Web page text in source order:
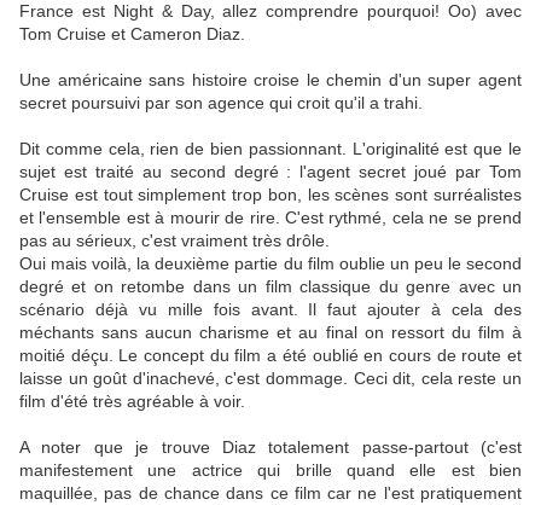
France est Night & Day, allez comprendre pourquoi! Oo) avec
Tom Cruise et Cameron Diaz.
Une américaine sans histoire croise le chemin d'un super agent
secret poursuivi par son agence qui croit qu'il a trahi.
Dit comme cela, rien de bien passionnant. L'originalité est que le
sujet est traité au second degré : l'agent secret joué par Tom
Cruise est tout simplement trop bon, les scènes sont surréalistes
et l'ensemble est à mourir de rire. C'est rythmé, cela ne se prend
pas au sérieux, c'est vraiment très drôle.
Oui mais voilà, la deuxième partie du film oublie un peu le second
degré et on retombe dans un film classique du genre avec un
scénario déjà vu mille fois avant. Il faut ajouter à cela des
méchants sans aucun charisme et au final on ressort du film à
moitié déçu. Le concept du film a été oublié en cours de route et
laisse un goût d'inachevé, c'est dommage. Ceci dit, cela reste un
film d'été très agréable à voir.
A noter que je trouve Diaz totalement passe-partout (c'est
manifestement une actrice qui brille quand elle est bien
maquillée, pas de chance dans ce film car ne l'est pratiquement